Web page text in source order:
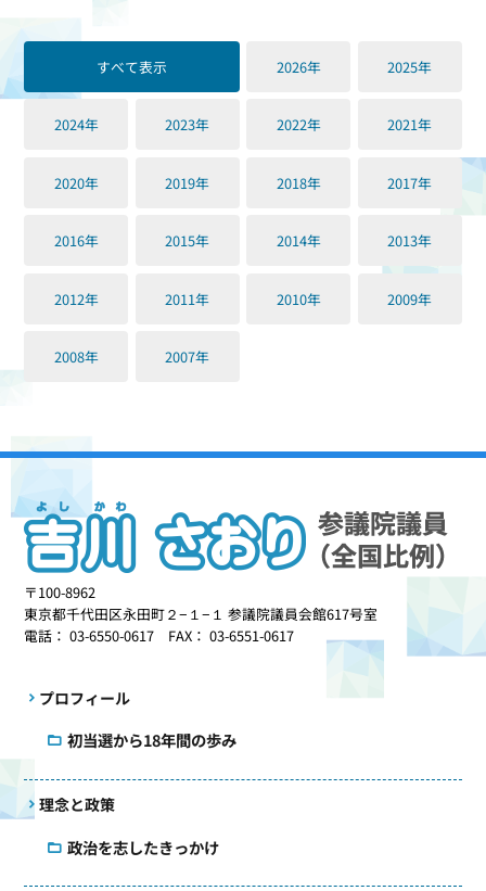
すべて表示 2026年 2025年
2024年 2023年 2022年 2021年
2020年 2019年 2018年 2017年
2016年 2015年 2014年 2013年
2012年 2011年 2010年 2009年
2008年 2007年
〒100-8962
東京都千代田区永田町２−１−１ 参議院議員会館617号室
電話： 03-6550-0617 FAX： 03-6551-0617
プロフィール
初当選から18年間の歩み
理念と政策
政治を志したきっかけ